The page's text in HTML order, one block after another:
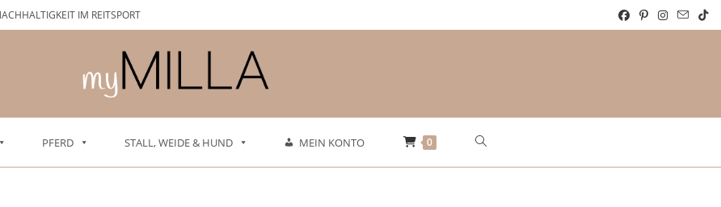
IM REITSPORT
PFERD STALL, WEIDE & HUND MEIN KONTO 0 Website-